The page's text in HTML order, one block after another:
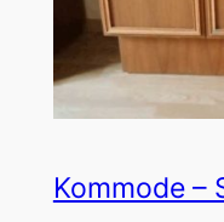
Kommode –